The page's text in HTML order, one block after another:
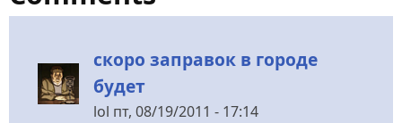
скоро заправок в городе
будет
lol пт, 08/19/2011 - 17:14